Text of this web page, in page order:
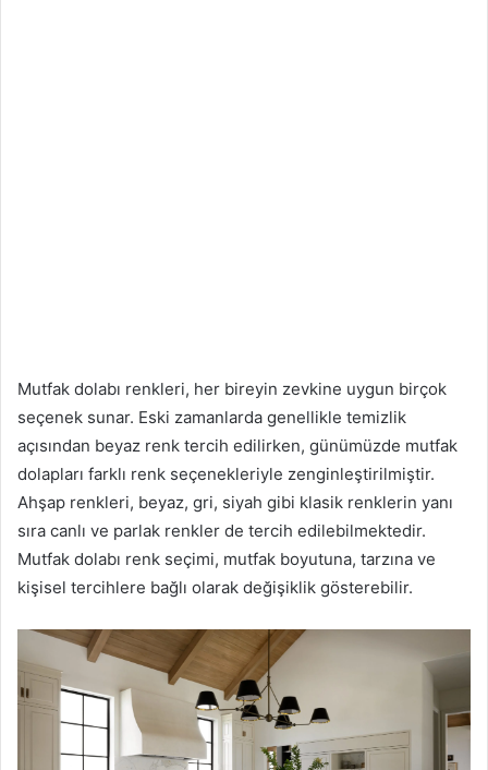
Mutfak dolabı renkleri, her bireyin zevkine uygun birçok
seçenek sunar. Eski zamanlarda genellikle temizlik
açısından beyaz renk tercih edilirken, günümüzde mutfak
dolapları farklı renk seçenekleriyle zenginleştirilmiştir.
Ahşap renkleri, beyaz, gri, siyah gibi klasik renklerin yanı
sıra canlı ve parlak renkler de tercih edilebilmektedir.
Mutfak dolabı renk seçimi, mutfak boyutuna, tarzına ve
kişisel tercihlere bağlı olarak değişiklik gösterebilir.